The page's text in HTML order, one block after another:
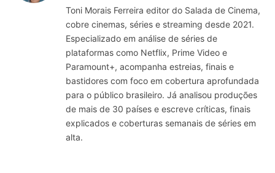
Toni Morais Ferreira editor do Salada de Cinema,
cobre cinemas, séries e streaming desde 2021.
Especializado em análise de séries de
plataformas como Netflix, Prime Video e
Paramount+, acompanha estreias, finais e
bastidores com foco em cobertura aprofundada
para o público brasileiro. Já analisou produções
de mais de 30 países e escreve críticas, finais
explicados e coberturas semanais de séries em
alta.